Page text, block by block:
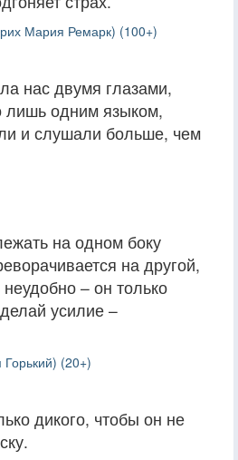
Мария Ремарк) (100+)
нас двумя глазами,
одним языком,
и слушали больше, чем
на одном боку
на другой,
– он только
усилие –
(20+)
дикого, чтобы он не